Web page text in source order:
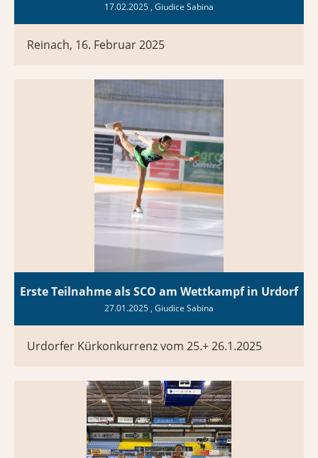
17.02.2025 , Giudice Sabina
Reinach, 16. Februar 2025
Erste Teilnahme als SCO am Wettkampf in Urdorf
27.01.2025 , Giudice Sabina
Urdorfer Kürkonkurrenz vom 25.+ 26.1.2025